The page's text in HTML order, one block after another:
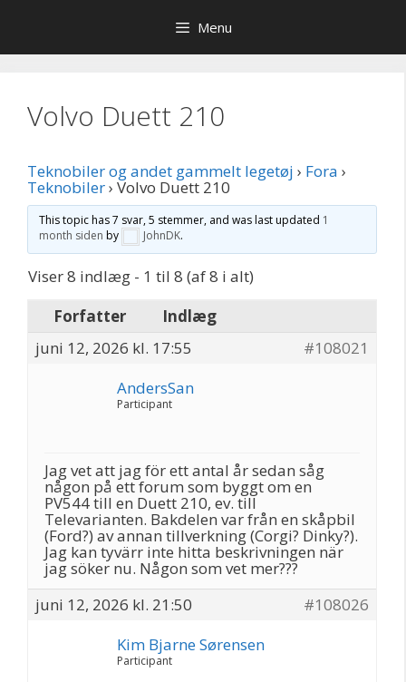
indhold
Menu
Volvo Duett 210
Teknobiler og andet gammelt legetøj › Fora ›
Teknobiler› Volvo Duett 210
This topic has 7 svar, 5 stemmer, and was last updated 1
month siden by JohnDK.
Viser 8 indlæg - 1 til 8 (af 8 i alt)
Forfatter
Indlæg
juni 12, 2026 kl. 17:55
#108021
AndersSan
Participant
Jag vet att jag för ett antal år sedan såg
någon på ett forum som byggt om en
PV544 till en Duett 210, ev. till
Televarianten. Bakdelen var från en skåpbil
(Ford?) av annan tillverkning (Corgi? Dinky?).
Jag kan tyvärr inte hitta beskrivningen när
jag söker nu. Någon som vet mer???
juni 12, 2026 kl. 21:50
#108026
Kim Bjarne Sørensen
Participant